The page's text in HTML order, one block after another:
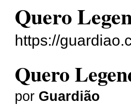
Quero
https://
Quero
por Guardião